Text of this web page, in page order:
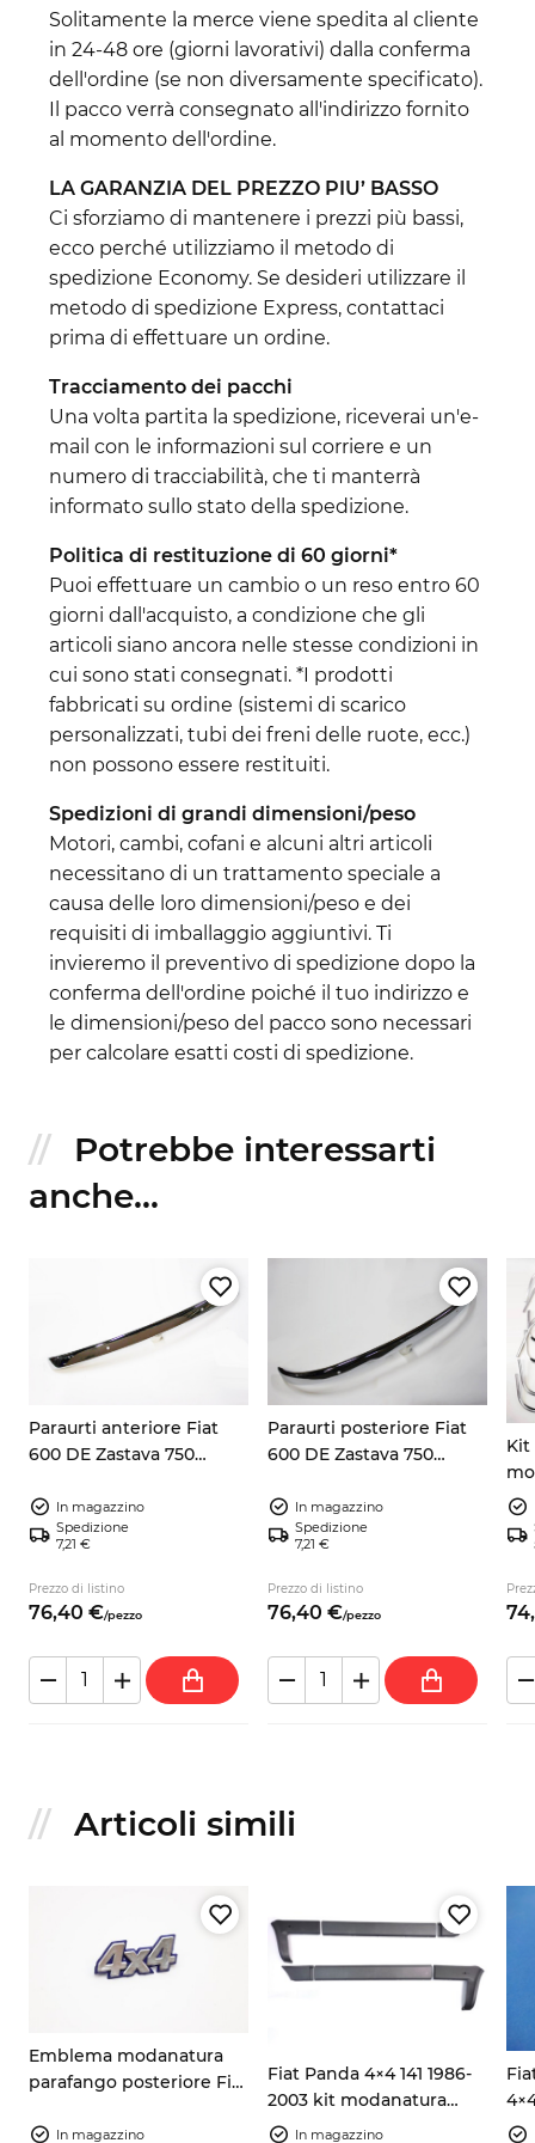
Solitamente la merce viene spedita al cliente
in 24-48 ore (giorni lavorativi) dalla conferma
dell'ordine (se non diversamente specificato).
Il pacco verrà consegnato all'indirizzo fornito
al momento dell'ordine.
LA GARANZIA DEL PREZZO PIU’ BASSO
Ci sforziamo di mantenere i prezzi più bassi,
ecco perché utilizziamo il metodo di
spedizione Economy. Se desideri utilizzare il
metodo di spedizione Express, contattaci
prima di effettuare un ordine.
Tracciamento dei pacchi
Una volta partita la spedizione, riceverai un'e-
mail con le informazioni sul corriere e un
numero di tracciabilità, che ti manterrà
informato sullo stato della spedizione.
Politica di restituzione di 60 giorni*
Puoi effettuare un cambio o un reso entro 60
giorni dall'acquisto, a condizione che gli
articoli siano ancora nelle stesse condizioni in
cui sono stati consegnati. *I prodotti
fabbricati su ordine (sistemi di scarico
personalizzati, tubi dei freni delle ruote, ecc.)
non possono essere restituiti.
Spedizioni di grandi dimensioni/peso
Motori, cambi, cofani e alcuni altri articoli
necessitano di un trattamento speciale a
causa delle loro dimensioni/peso e dei
requisiti di imballaggio aggiuntivi. Ti
invieremo il preventivo di spedizione dopo la
conferma dell'ordine poiché il tuo indirizzo e
le dimensioni/peso del pacco sono necessari
per calcolare esatti costi di spedizione.
Potrebbe interessarti
anche...
Paraurti anteriore Fiat
600 DE Zastava 750
In magazzino
Spedizione
7,21 €
Prezzo di listino
76,40 €/pezzo
Paraurti posteriore Fiat
600 DE Zastava 750
In magazzino
Spedizione
7,21 €
Prezzo di listino
76,40 €/pezzo
Kit
74,
Articoli simili
Emblema modanatura
parafango posteriore Fiat
7724973 argento/blu
In magazzino
Fiat Panda 4×4 141 1986-
2003 kit modanatura
carrozzeria esterna
In magazzino